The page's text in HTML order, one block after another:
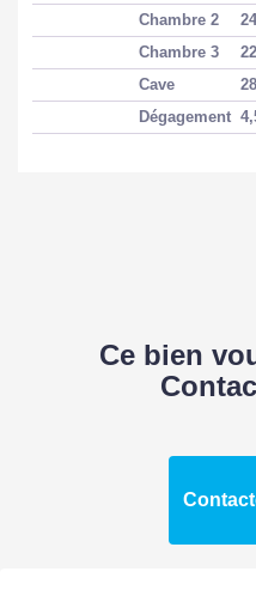
Chambre 2
Chambre 3
Cave
Dégagement
Ce bien